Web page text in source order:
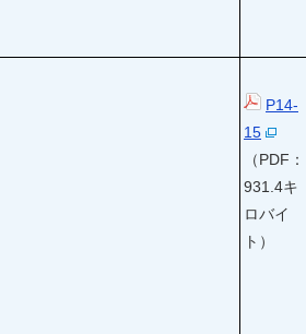
P14-
15
（PDF：
931.4キ
ロバイ
ト）